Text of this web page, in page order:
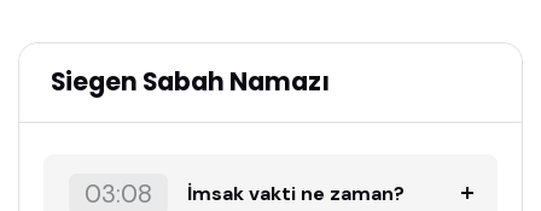
Siegen Sabah Namazı
03:08 İmsak vakti ne zaman?